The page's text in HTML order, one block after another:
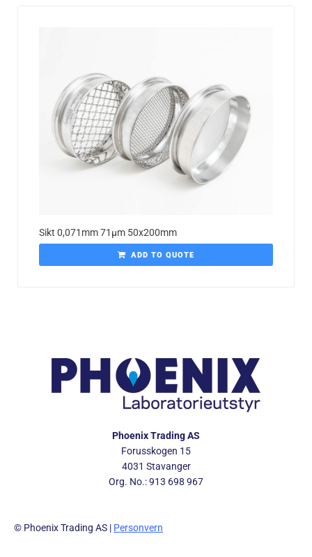
Sikt 0,071mm 71µm 50x200mm
ADD TO QUOTE
Phoenix Trading AS
Forusskogen 15
4031 Stavanger
Org. No.: 913 698 967
© Phoenix Trading AS | Personvern